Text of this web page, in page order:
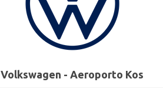
Volkswagen - Aeroporto Kos